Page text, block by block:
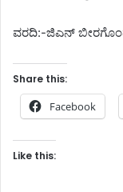
ವರದಿ:-ಜಿಎನ್
Share this:
Facebook
Like this: